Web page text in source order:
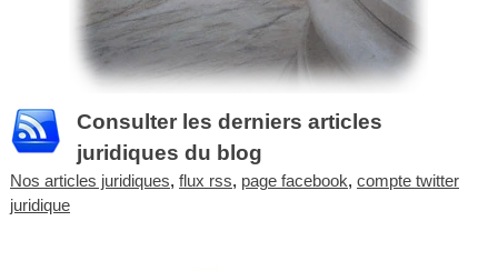
Consulter les derniers articles
juridiques du blog
Nos articles juridiques, flux rss, page facebook, compte twitter
juridique